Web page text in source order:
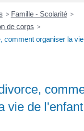
> Famille - Scolarité >
de corps >
comment organiser la
vie de